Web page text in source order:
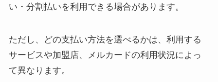
い・分割払いを利用できる場合があります。
ただし、どの支払い方法を選べるかは、利用する
サービスや加盟店、メルカードの利用状況によっ
て異なります。